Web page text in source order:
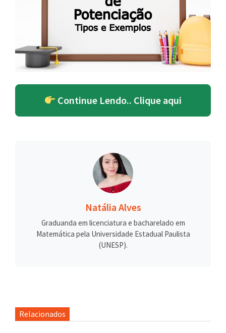
Continue Lendo.. Clique aqui
Natália Alves
Graduanda em licenciatura e bacharelado em
Matemática pela Universidade Estadual Paulista
(UNESP).
Relacionados